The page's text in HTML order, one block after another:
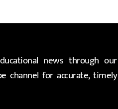
news through our
channel for accurate, timely